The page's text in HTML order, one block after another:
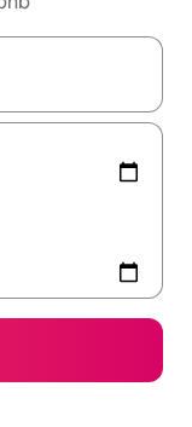
ำรวจผลการค้นหา